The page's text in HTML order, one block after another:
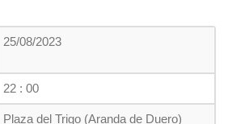
25/08/2023
22 : 00
Plaza del Trigo (Aranda de Duero)